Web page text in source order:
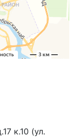
к.10 (ул.